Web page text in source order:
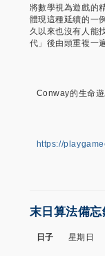
將數學視為遊戲的
體現這種延續的一
久以來也沒有人能
代」後由頭重複一
Conway的生命
https://
末日算法備忘
日子 星期日